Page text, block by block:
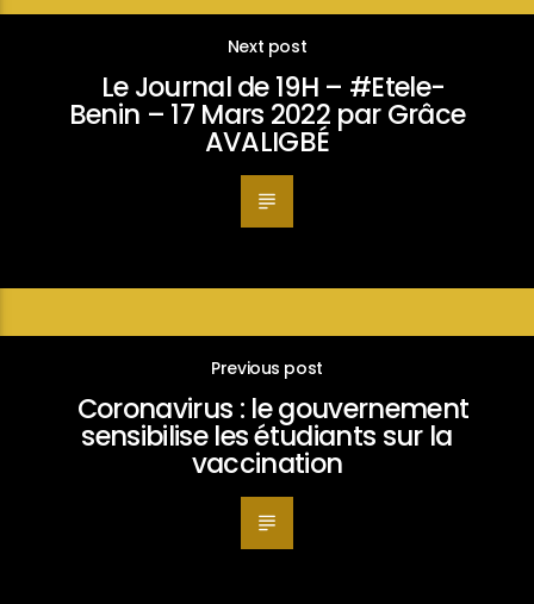
Next post
Le Journal de 19H – #Etele-
Benin – 17 Mars 2022 par Grâce
AVALIGBÉ
Previous post
Coronavirus : le gouvernement
sensibilise les étudiants sur la
vaccination